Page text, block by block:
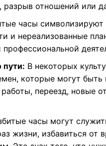
отношений или
часы
и нереализованные
пути: В некоторых
которые могут
переезд, новые
часы могут
жизни, избавиться от